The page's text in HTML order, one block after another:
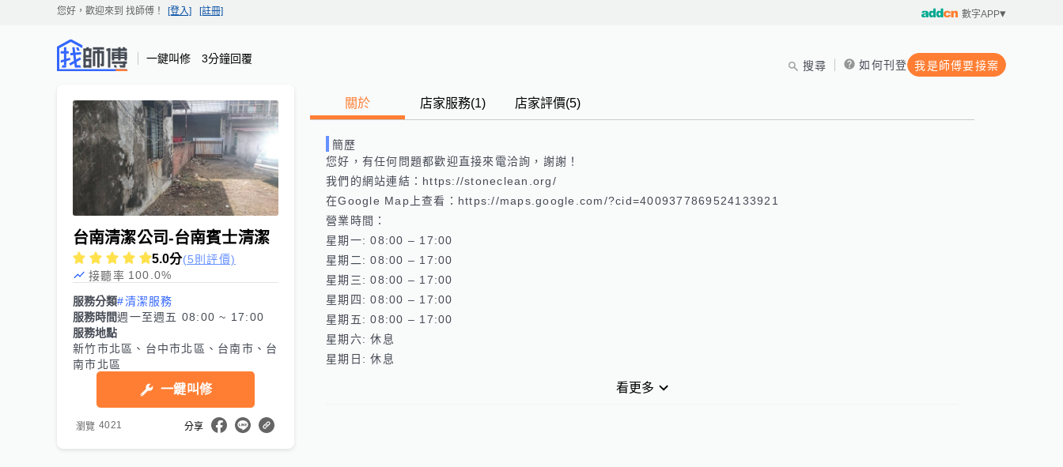
您好，歡迎來到 找師傅 ！ [登入] [註冊] 數字APP
一鍵叫修 3分鐘回覆
搜尋 如何刊登 我是師傅要接案
台南清潔公司-台南賓士清潔
5.0分(5則評價)
接聽率 100.0%
服務分類#清潔服務
服務時間週一至週五 08:00 ~ 17:00
服務地點
新竹市北區、台中市北區、台南市、台
南市北區
一鍵叫修
瀏覽 4021 分享
關於 店家服務(1) 店家評價(5)
簡歷
您好，有任何問題都歡迎直接來電洽詢，謝謝！
我們的網站連結：https://stoneclean.org/
在Google Map上查看：https://maps.google.com/?cid=4009377869524133921
營業時間：
星期一: 08:00 – 17:00
星期二: 08:00 – 17:00
星期三: 08:00 – 17:00
星期四: 08:00 – 17:00
星期五: 08:00 – 17:00
星期六: 休息
看更多